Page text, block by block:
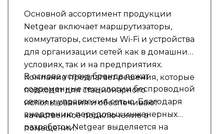
Основной ассортимент продукции
Netgear включает маршрутизаторы,
коммутаторы, системы Wi-Fi и устройства
для организации сетей как в домашних
условиях, так и на предприятиях.
Компания предлагает решения, которые
подходят для стационарного
использования и обеспечивают
качественное подключение в
помещении.
В основе успеха бренда лежат
современные технологии беспроводной
связи и управления сетью. Благодаря
внедрению передовых инженерных
разработок Netgear выделяется на